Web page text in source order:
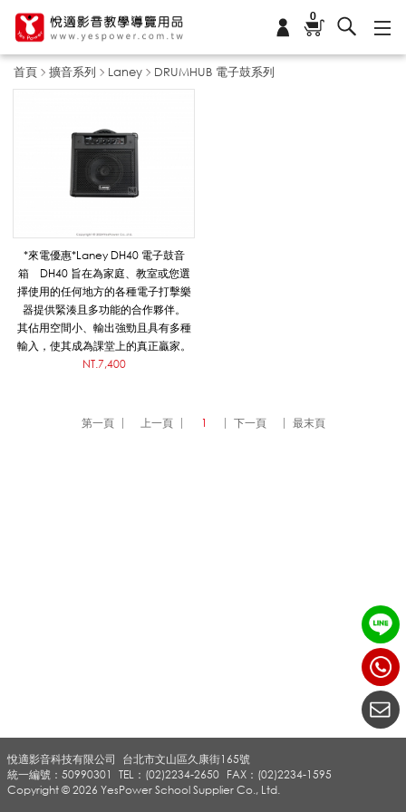
0
首頁 擴音系列 Laney DRUMHUB 電子鼓系列
U
M
系
*來電優惠*Laney DH40 電子鼓音
箱 DH40 旨在為家庭、教室或您選
擇使用的任何地方的各種電子打擊樂
器提供緊湊且多功能的合作夥伴。
其佔用空間小、輸出強勁且具有多種
輸入，使其成為課堂上的真正贏家。
NT.7,400
第一頁 上一頁 1 下一頁 最末頁
悅適影音科技有限公司
TEL：(02)2234-2650 FAX：(02)2234-1595
台北市文山區久康街165號
統一編號：50990301
Copyright © 2026 YesPower School Supplier Co., Ltd.